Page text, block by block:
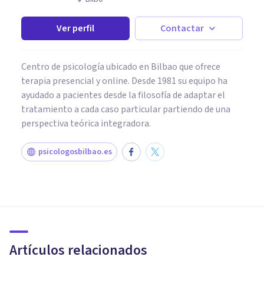
Ver perfil Contactar
Centro de psicología ubicado en Bilbao que ofrece
terapia presencial y online. Desde 1981 su equipo ha
ayudado a pacientes desde la filosofía de adaptar el
tratamiento a cada caso particular partiendo de una
perspectiva teórica integradora.
psicologosbilbao.es
Artículos relacionados
posibles causas y qué hacer